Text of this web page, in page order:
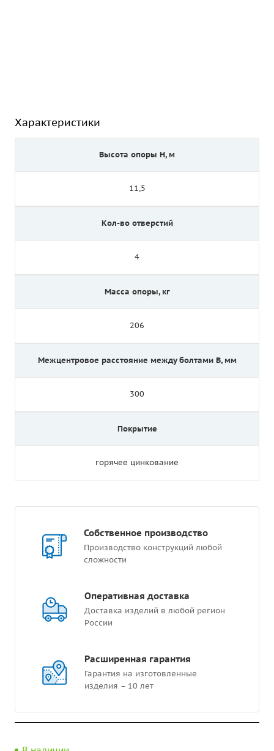
Характеристики
Высота опоры Н, м
11,5
Кол-во отверстий
4
Масса опоры, кг
206
Межцентровое расстояние между болтами B, мм
300
Покрытие
горячее цинкование
Собственное производство
Производство конструкций любой
сложности
Оперативная доставка
Доставка изделий в любой регион
России
Расширенная гарантия
Гарантия на изготовленные
изделия – 10 лет